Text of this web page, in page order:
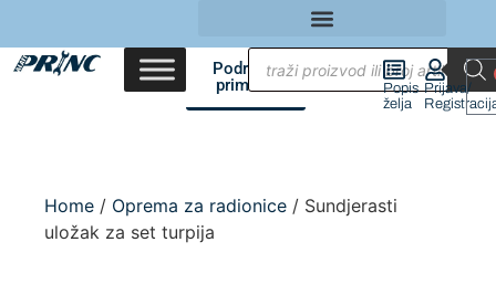
Područja
primene
Popis
želja
Prijava/
Home / Oprema za radionice / Sundjerasti
uložak za set turpija